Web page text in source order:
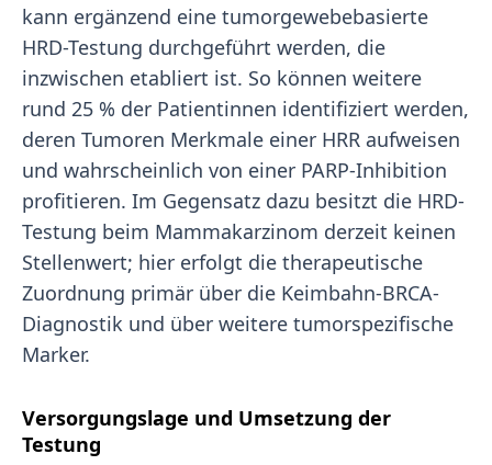
kann ergänzend eine tumorgewebebasierte
HRD-Testung durchgeführt werden, die
inzwischen etabliert ist. So können weitere
rund 25 % der Patientinnen identifiziert werden,
deren Tumoren Merkmale einer HRR aufweisen
und wahrscheinlich von einer PARP-Inhibition
profitieren. Im Gegensatz dazu besitzt die HRD-
Testung beim Mammakarzinom derzeit keinen
Stellenwert; hier erfolgt die therapeutische
Zuordnung primär über die Keimbahn-BRCA-
Diagnostik und über weitere tumorspezifische
Marker.
Versorgungslage und Umsetzung der
Testung